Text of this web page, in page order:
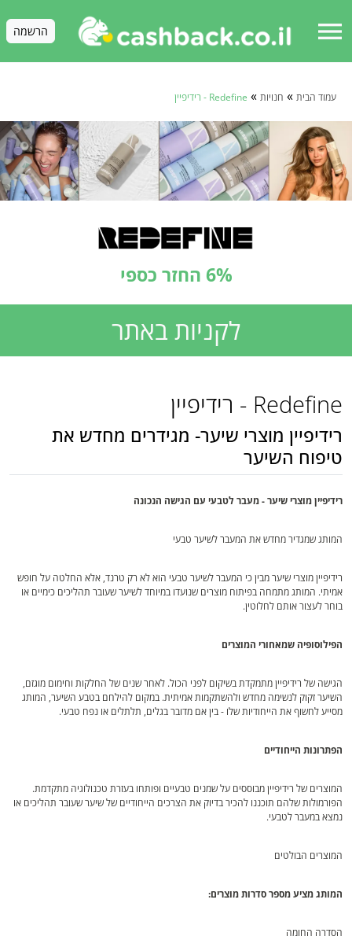
menu הרשמה
עמוד הבית » חנויות » Redefine - רידיפיין
6% החזר כספי
לקניות באתר
Redefine - רידיפיין
רידיפיין מוצרי שיער- מגידרים מחדש את
טיפוח השיער
רידיפיין מוצרי שיער - מעבר לטבעי עם הגישה הנכונה
המותג שמגדיר מחדש את המעבר לשיער טבעי
רידיפיין מוצרי שיער מבין כי המעבר לשיער טבעי הוא לא רק טרנד, אלא החלטה על חופש
אמיתי. המותג מתמחה בפיתוח מוצרים שנועדו במיוחד לשיער שעובר תהליכים כימיים או
בוחר לעצור אותם לחלוטין.
הפילוסופיה שמאחורי המוצרים
הגישה של רידיפיין מתמקדת בשיקום לפני הכול. לאחר שנים של החלקות וחימום מוגזם,
השיער זקוק לנשימה מחדש ולהשתקמות אמיתית. במקום להילחם בטבע השיער, המותג
מסייע לחשוף את הייחודיות שלו - בין אם מדובר בגלים, תלתלים או נפח טבעי.
הפתרונות הייחודיים
המוצרים של רידיפיין מבוססים על שמנים טבעיים ופותחו בעזרת טכנולוגיה מתקדמת.
הפורמולות שלהם תוכננו להכיר בדיוק את הצרכים הייחודיים של שיער שעובר תהליכים או
נמצא במעבר לטבעי.
המוצרים הבולטים
המותג מציע מספר סדרות מוצרים:
הסדרה החומה